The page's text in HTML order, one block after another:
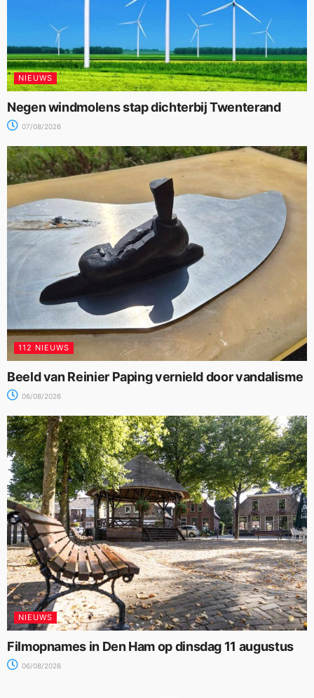
NIEUWS
Negen windmolens stap dichterbij Twenterand
07/08/2026
112 NIEUWS
Beeld van Reinier Paping vernield door vandalisme
06/08/2026
NIEUWS
Filmopnames in Den Ham op dinsdag 11 augustus
06/08/2026